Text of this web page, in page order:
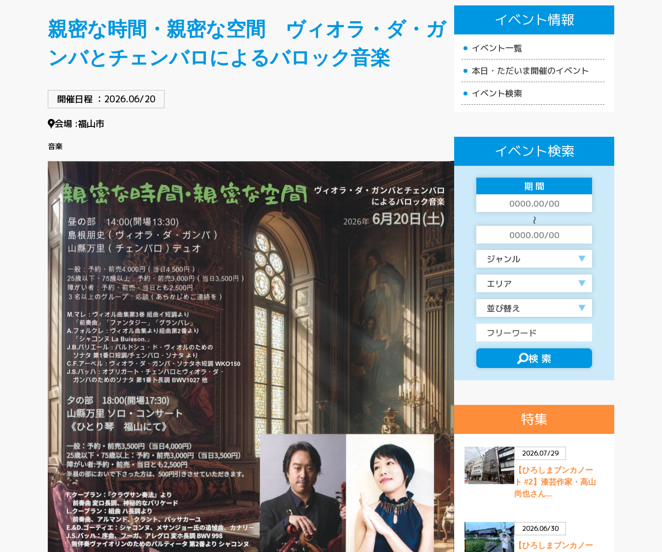
親密な時間・親密な空間 ヴィオラ・ダ・ガ
ンバとチェンバロによるバロック音楽
開催日程 ： 2026.06/20
会場 :福山市
音楽
イベント情報
イベント一覧
本日・ただいま開催のイベント
イベント検索
イベント検索
期 間
〜
ジャンル
エリア
並び替え
検 索
特集
2026.07/29
【ひろしまブンカノー
ト #2】漆芸作家・高山
尚也さん...
2026.06/30
【ひろしまブンカノー